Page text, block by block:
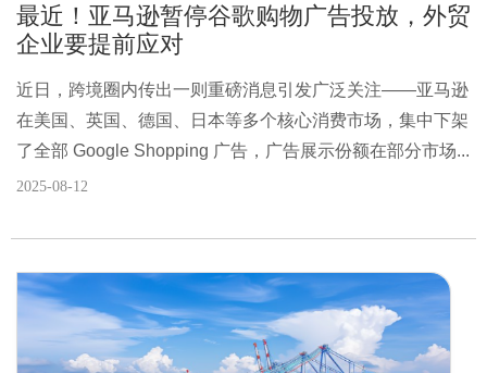
最近！亚马逊暂停谷歌购物广告投放，外贸
企业要提前应对
近日，跨境圈内传出一则重磅消息引发广泛关注——亚马逊
在美国、英国、德国、日本等多个核心消费市场，集中下架
了全部 Google Shopping 广告，广告展示份额在部分市场...
2025-08-12